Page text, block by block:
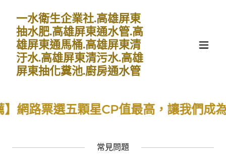
一水衛生企業社.高雄屏東
抽水肥.高雄屏東通水管.高
雄屏東通馬桶.高雄屏東清
汙水.高雄屏東清污水.高雄
屏東抽化糞池.廚房通水管
票選五顆星CP值最高，讓我們成為您
常見問題